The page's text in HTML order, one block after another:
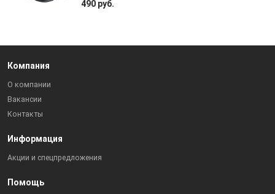
490 руб.
Компания
О компании
Вакансии
Контакты
Информация
Акции и спецпредложения
Помощь